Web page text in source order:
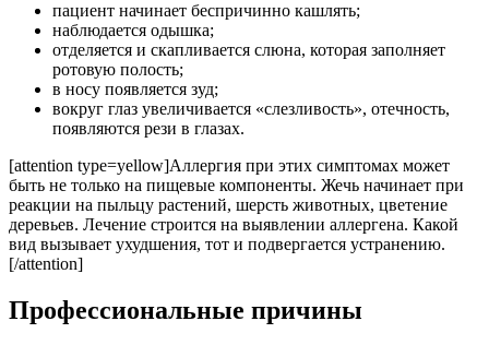
пациент начинает беспричинно кашлять;
наблюдается одышка;
отделяется и скапливается слюна, которая заполняет
ротовую полость;
в носу появляется зуд;
вокруг глаз увеличивается «слезливость», отечность,
появляются рези в глазах.
[attention type=yellow]Аллергия при этих симптомах может
быть не только на пищевые компоненты. Жечь начинает при
реакции на пыльцу растений, шерсть животных, цветение
деревьев. Лечение строится на выявлении аллергена. Какой
вид вызывает ухудшения, тот и подвергается устранению.
[/attention]
Профессиональные причины